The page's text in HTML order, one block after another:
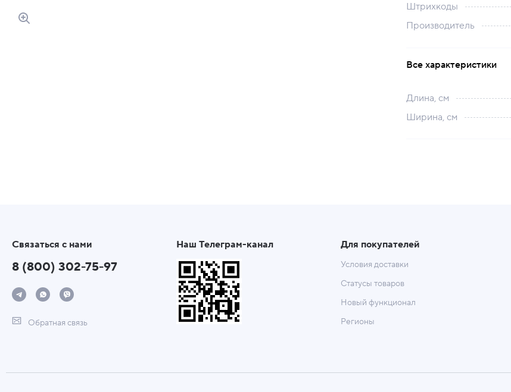
Штрихкоды
Производитель
Все характеристики
Длина, см
Ширина, см
Связаться с нами
8 (800) 302-75-97
Обратная связь
Наш Телеграм-канал Для покупателей
Условия доставки
Статусы товаров
Новый функционал
Регионы